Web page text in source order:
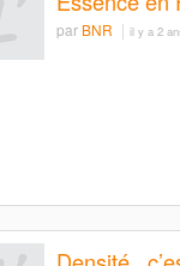
par BNR il y a 2